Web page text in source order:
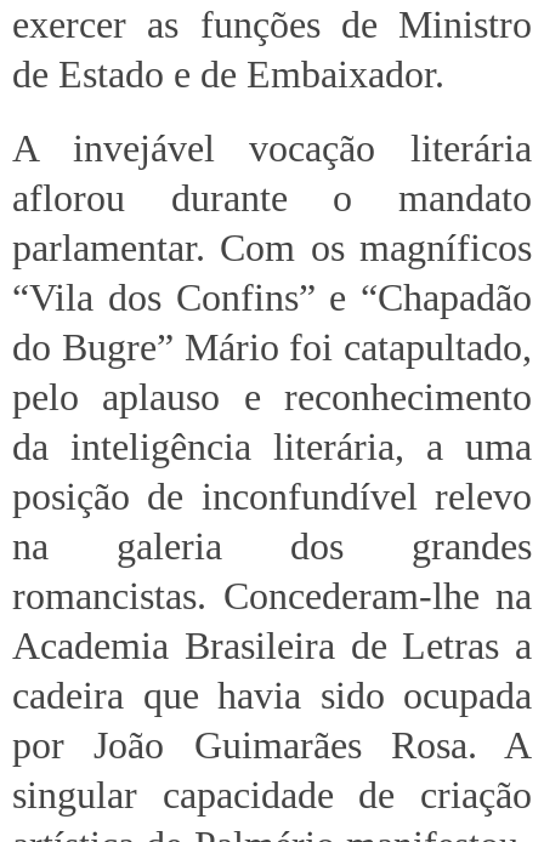
exercer as funções de Ministro
de Estado e de Embaixador.
A invejável vocação literária
aflorou durante o mandato
parlamentar. Com os magníficos
“Vila dos Confins” e “Chapadão
do Bugre” Mário foi catapultado,
pelo aplauso e reconhecimento
da inteligência literária, a uma
posição de inconfundível relevo
na galeria dos grandes
romancistas. Concederam-lhe na
Academia Brasileira de Letras a
cadeira que havia sido ocupada
por João Guimarães Rosa. A
singular capacidade de criação